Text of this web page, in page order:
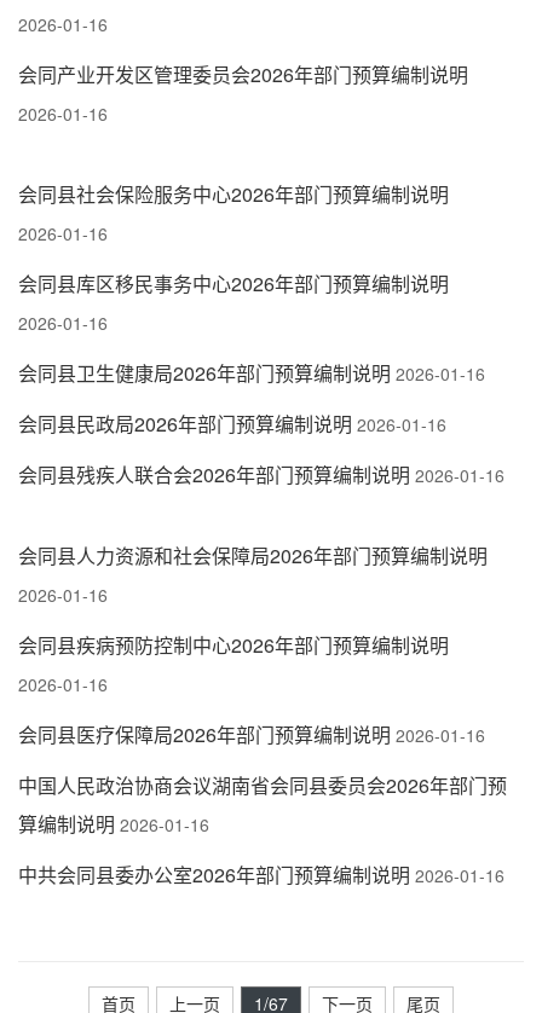
2026-01-16
会同产业开发区管理委员会2026年部门预算编制说明
2026-01-16
会同县社会保险服务中心2026年部门预算编制说明
2026-01-16
会同县库区移民事务中心2026年部门预算编制说明
2026-01-16
会同县卫生健康局2026年部门预算编制说明 2026-01-16
会同县民政局2026年部门预算编制说明 2026-01-16
会同县残疾人联合会2026年部门预算编制说明 2026-01-16
会同县人力资源和社会保障局2026年部门预算编制说明
2026-01-16
会同县疾病预防控制中心2026年部门预算编制说明
2026-01-16
会同县医疗保障局2026年部门预算编制说明 2026-01-16
中国人民政治协商会议湖南省会同县委员会2026年部门预
算编制说明 2026-01-16
中共会同县委办公室2026年部门预算编制说明 2026-01-16
首页 上一页 1/67 下一页 尾页